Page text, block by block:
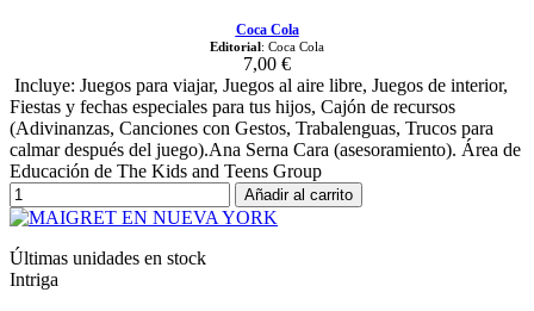
Coca Cola
Editorial: Coca Cola
7,00 €
Incluye: Juegos para viajar, Juegos al aire libre, Juegos de interior,
Fiestas y fechas especiales para tus hijos, Cajón de recursos
(Adivinanzas, Canciones con Gestos, Trabalenguas, Trucos para
calmar después del juego).Ana Serna Cara (asesoramiento). Área de
Educación de The Kids and Teens Group
Añadir al carrito
Últimas unidades en stock
Intriga